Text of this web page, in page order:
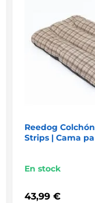
de forma
que podrás
con el
Reedog
Strips | Cama
En stock
43,99 €